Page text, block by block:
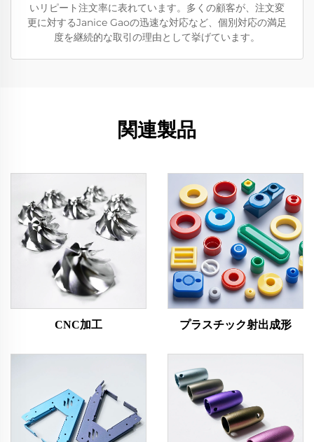
いリピート注文率に表れています。多くの顧客が、注文変
更に対するJanice Gaoの迅速な対応など、個別対応の満足
度を継続的な取引の理由として挙げています。
関連製品
CNC加工 プラスチック射出成形